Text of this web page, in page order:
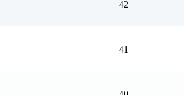
42
41